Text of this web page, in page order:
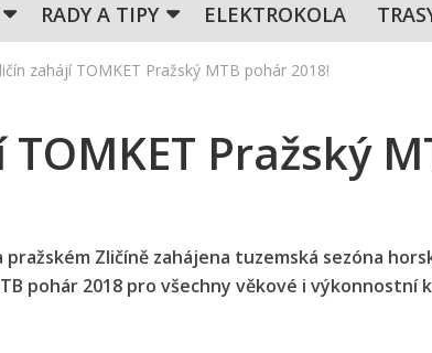
RADY A TIPY ELEKTROKOLA
zahájí TOMKET Pražský MTB pohár 2018!
Pražský
Zličíně zahájena tuzemská sezóna
pohár 2018 pro všechny věkové i